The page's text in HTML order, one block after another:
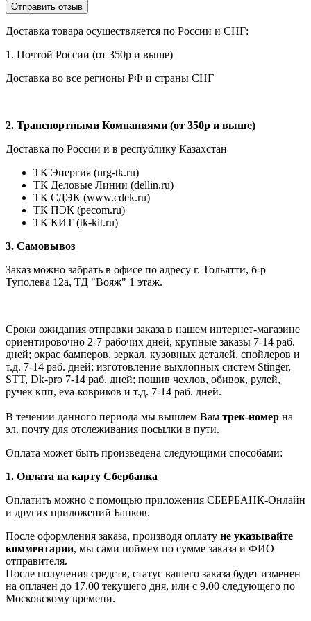
Доставка товара осуществляется по России и СНГ:
1. Почтой России (от 350р и выше)
Доставка во все регионы РФ и страны СНГ
2. Транспортными Компаниями (от 350р и выше)
Доставка по России и в республику Казахстан
ТК Энергия (nrg-tk.ru)
ТК Деловые Линии (dellin.ru)
ТК СДЭК (www.cdek.ru)
ТК ПЭК (pecom.ru)
ТК КИТ (tk-kit.ru)
3. Самовывоз
Заказ можно забрать в офисе по адресу г. Тольятти, б-р
Туполева 12а, ТД "Вояж" 1 этаж.
Сроки ожидания отправки заказа в нашем интернет-магазине
ориентировочно 2-7 рабочих дней, крупные заказы 7-14 раб.
дней; окрас бамперов, зеркал, кузовных деталей, спойлеров и
т.д. 7-14 раб. дней; изготовление выхлопных систем Stinger,
STT, Dk-pro 7-14 раб. дней; пошив чехлов, обивок, рулей,
ручек кпп, eva-ковриков и т.д. 7-14 раб. дней.
В течении данного периода мы вышлем Вам трек-номер на
эл. почту для отслеживания посылки в пути.
Оплата может быть произведена следующими способами:
1. Оплата на карту Сбербанка
Оплатить можно с помощью приложения СБЕРБАНК-Онлайн
и других приложений Банков.
После оформления заказа, производя оплату не указывайте
комментарии, мы сами поймем по сумме заказа и ФИО
отправителя.
После получения средств, статус вашего заказа будет изменен
на оплачен до 17.00 текущего дня, или с 9.00 следующего по
Московскому времени.